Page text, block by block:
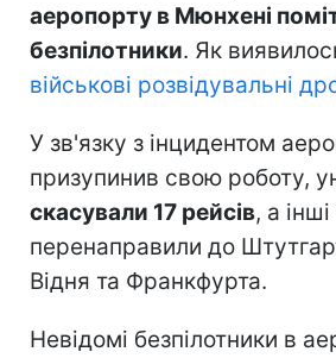
аеропорту в Мюнхені
безпілотники. Як
військові розвідувальні
У зв'язку з інцидентом
призупинив свою роботу,
скасували 17 рейсів, а
перенаправили до
Відня та Франкфурта.
Невідомі безпілотники в